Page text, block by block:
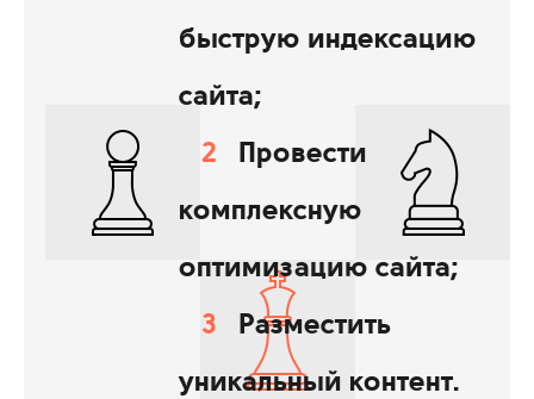
быструю индексацию
сайта;
Провести
комплексную
оптимизацию сайта;
Разместить
уникальный контент.